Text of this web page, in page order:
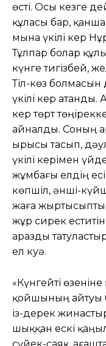
өсті. Осы кезге
құласы бар,
мына үкілі кер
Тұлпар болар
күнге тигізбей,
Тіл-көз болмасын
үкілі кер атанды.
кер төрт
айналды. Соның
ырысы тасып,
үкілі керімен
жұмбағы елдің
көпшіл, әнші-
жаға жыртысыпты,
жұр сирек
аразды
ел куә.
«Күнгейті
қойшының айтуы
із-дерек
шыққан ескі
сүйек-саяқ,